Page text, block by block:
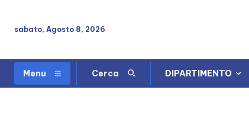
sabato, Agosto 8, 2026
Menu Cerca DIPARTIMENTO